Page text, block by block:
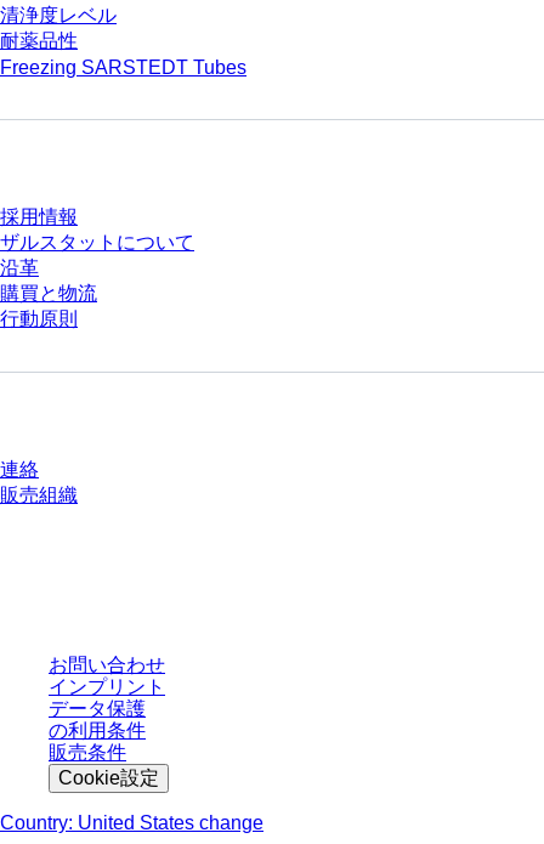
清浄度レベル
耐薬品性
Freezing SARSTEDT Tubes
採用情報
ザルスタットについて
沿革
購買と物流
行動原則
連絡
販売組織
お問い合わせ
インプリント
データ保護
の利用条件
販売条件
Cookie設定
Country: United States change